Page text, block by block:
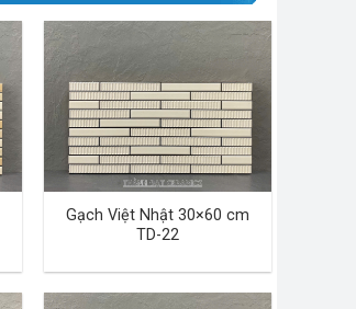
Gạch Việt Nhật 30×60 cm
TD-22